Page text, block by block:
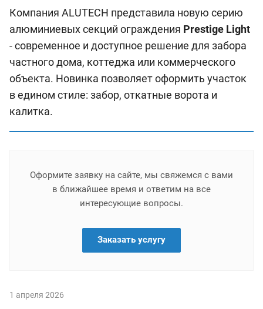
Компания ALUTECH представила новую серию
алюминиевых секций ограждения Prestige Light
- современное и доступное решение для забора
частного дома, коттеджа или коммерческого
объекта. Новинка позволяет оформить участок
в едином стиле: забор, откатные ворота и
калитка.
Оформите заявку на сайте, мы свяжемся с вами
в ближайшее время и ответим на все
интересующие вопросы.
Заказать услугу
1 апреля 2026